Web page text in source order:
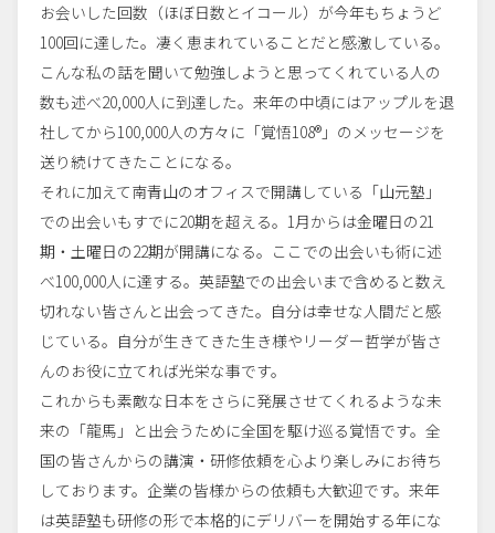
お会いした回数（ほぼ日数とイコール）が今年もちょうど
100回に達した。凄く恵まれていることだと感激している。
こんな私の話を聞いて勉強しようと思ってくれている人の
数も述べ20,000人に到達した。来年の中頃にはアップルを退
社してから100,000人の方々に「覚悟108®」のメッセージを
送り続けてきたことになる。
それに加えて南青山のオフィスで開講している「山元塾」
での出会いもすでに20期を超える。1月からは金曜日の21
期・土曜日の22期が開講になる。ここでの出会いも術に述
べ100,000人に達する。英語塾での出会いまで含めると数え
切れない皆さんと出会ってきた。自分は幸せな人間だと感
じている。自分が生きてきた生き様やリーダー哲学が皆さ
んのお役に立てれば光栄な事です。
これからも素敵な日本をさらに発展させてくれるような未
来の「龍馬」と出会うために全国を駆け巡る覚悟です。全
国の皆さんからの講演・研修依頼を心より楽しみにお待ち
しております。企業の皆様からの依頼も大歓迎です。来年
は英語塾も研修の形で本格的にデリバーを開始する年にな